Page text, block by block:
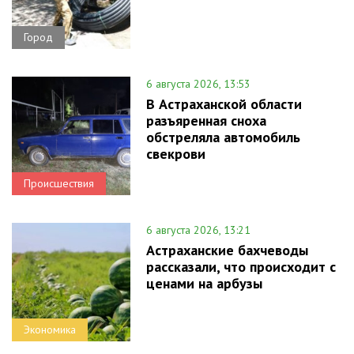
Город
Происшествия
6 августа 2026, 13:53
В Астраханской области
разъяренная сноха
обстреляла автомобиль
свекрови
Экономика
6 августа 2026, 13:21
Астраханские бахчеводы
рассказали, что происходит с
ценами на арбузы